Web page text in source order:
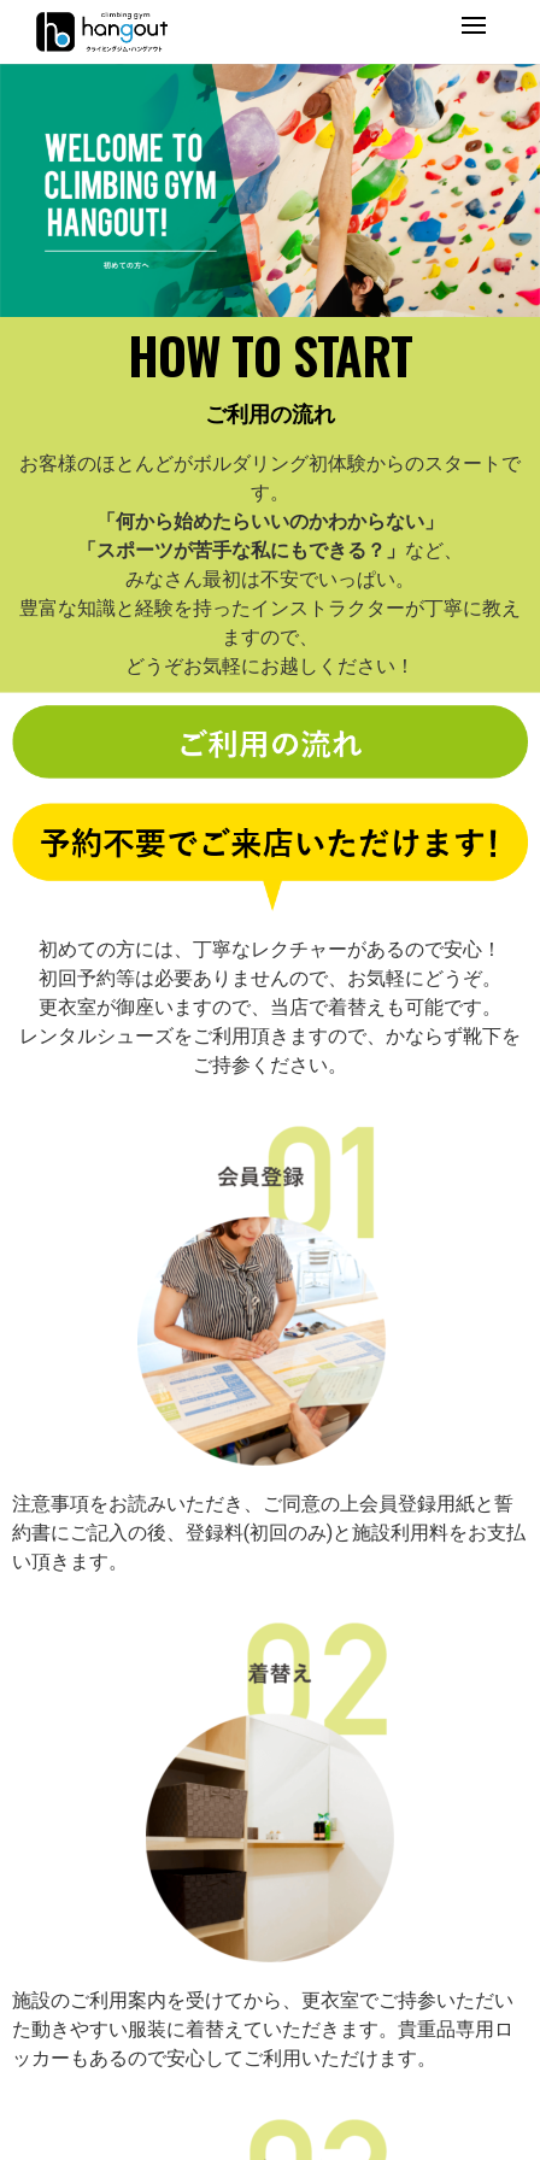
Primary
Menu
HOW TO START
ご利用の流れ
お客様のほとんどがボルダリング初体験からのスタートで
す。
「何から始めたらいいのかわからない」
「スポーツが苦手な私にもできる？」 など、
みなさん最初は不安でいっぱい。
豊富な知識と経験を持ったインストラクターが丁寧に教え
ますので、
どうぞお気軽にお越しください！
初めての方には、丁寧なレクチャーがあるので安心！
初回予約等は必要ありませんので、お気軽にどうぞ。
更衣室が御座いますので、当店で着替えも可能です。
レンタルシューズをご利用頂きますので、かならず靴下を
ご持参ください。
注意事項をお読みいただき、ご同意の上会員登録用紙と誓
約書にご記入の後、登録料(初回のみ)と施設利用料をお支払
い頂きます。
施設のご利用案内を受けてから、更衣室でご持参いただい
た動きやすい服装に着替えていただきます。貴重品専用ロ
ッカーもあるので安心してご利用いただけます。